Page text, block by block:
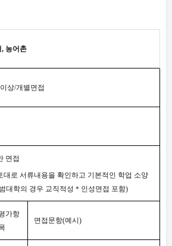
, 농어촌
상/개별면접
면접
대로 서류내용을 확인하고 기본적인 학업 소양
대학의 경우 교직적성 ＊ 인성면접 포함)
가항
면접문항(예시 )